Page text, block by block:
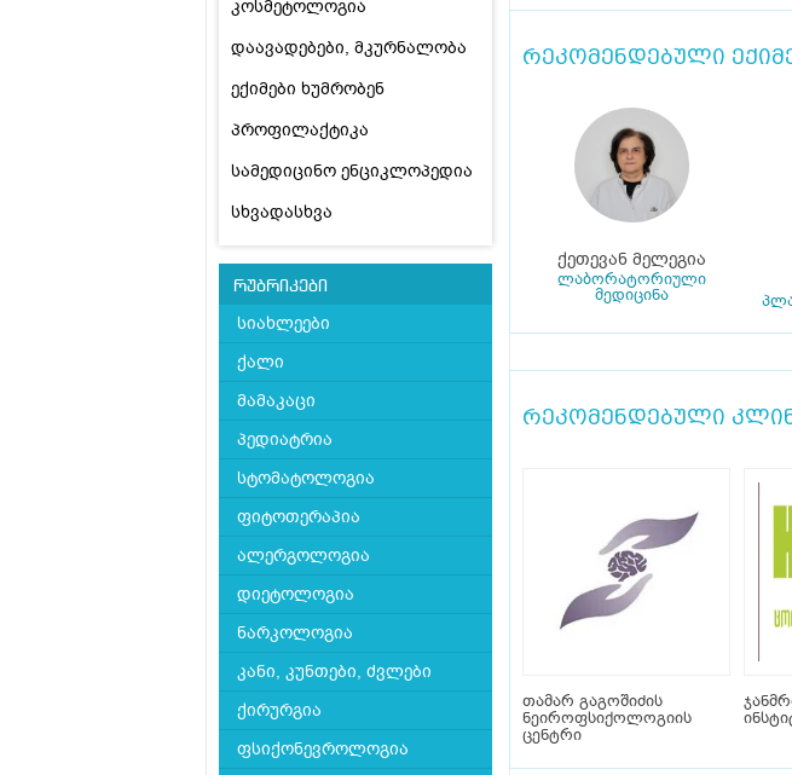
კოსმეტოლოგია
დაავადებები, მკურნალობა
ექიმები ხუმრობენ
პროფილაქტიკა
სამედიცინო ენციკლოპედია
სხვადასხვა
რუბრიკები
სიახლეები
ქალი
მამაკაცი
პედიატრია
სტომატოლოგია
ფიტოთერაპია
ალერგოლოგია
დიეტოლოგია
ნარკოლოგია
კანი, კუნთები, ძვლები
ქირურგია
ფსიქონევროლოგია
რეკომენდებული
ქეთევან მელეგია
ლაბორატორიული
მედიცინა
რეკომენდებული
თამარ გაგოშიძის
ნეიროფსიქოლოგიის
ცენტრი